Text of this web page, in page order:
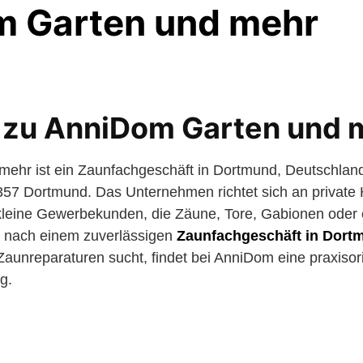
Garten und mehr
AnniDom Garten und
ist ein Zaunfachgeschäft in Dortmund,
Dortmund. Das Unternehmen richtet sich an private
Gewerbekunden, die Zäune, Tore, Gabionen
einem zuverlässigen Zaunfachgeschäft in
sucht, findet bei AnniDom eine